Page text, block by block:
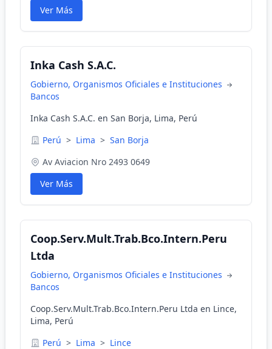
Ver Más
Inka Cash S.A.C.
Gobierno, Organismos Oficiales e Instituciones
Bancos
Inka Cash S.A.C. en San Borja, Lima, Perú
Perú > Lima > San Borja
Av Aviacion Nro 2493 0649
Ver Más
Coop.Serv.Mult.Trab.Bco.Intern.Peru
Ltda
Gobierno, Organismos Oficiales e Instituciones
Bancos
Coop.Serv.Mult.Trab.Bco.Intern.Peru Ltda en Lince,
Lima, Perú
Perú > Lima > Lince